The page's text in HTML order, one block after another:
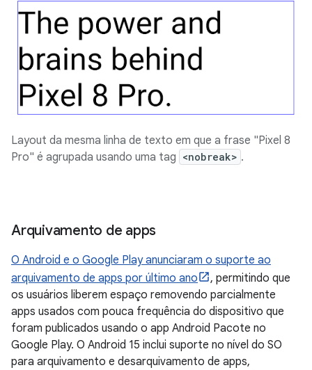
Layout da mesma linha de texto em que a frase "Pixel 8
Pro" é agrupada usando uma tag <nobreak> .
Arquivamento de apps
O Android e o Google Play anunciaram o suporte ao
arquivamento de apps por último ano
, permitindo que
os usuários liberem espaço removendo parcialmente
apps usados com pouca frequência do dispositivo que
foram publicados usando o app Android Pacote no
Google Play. O Android 15 inclui suporte no nível do SO
para arquivamento e desarquivamento de apps,